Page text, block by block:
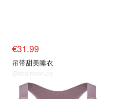
€31.99
吊带甜美睡衣
@dealmoon.de